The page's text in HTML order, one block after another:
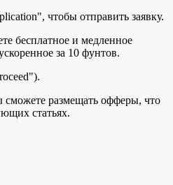
чтобы отправить заявку.
бесплатное и медленное
за 10 фунтов.
сможете размещать офферы, что
статьях.